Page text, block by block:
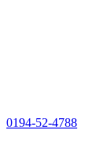
0194-52-4788